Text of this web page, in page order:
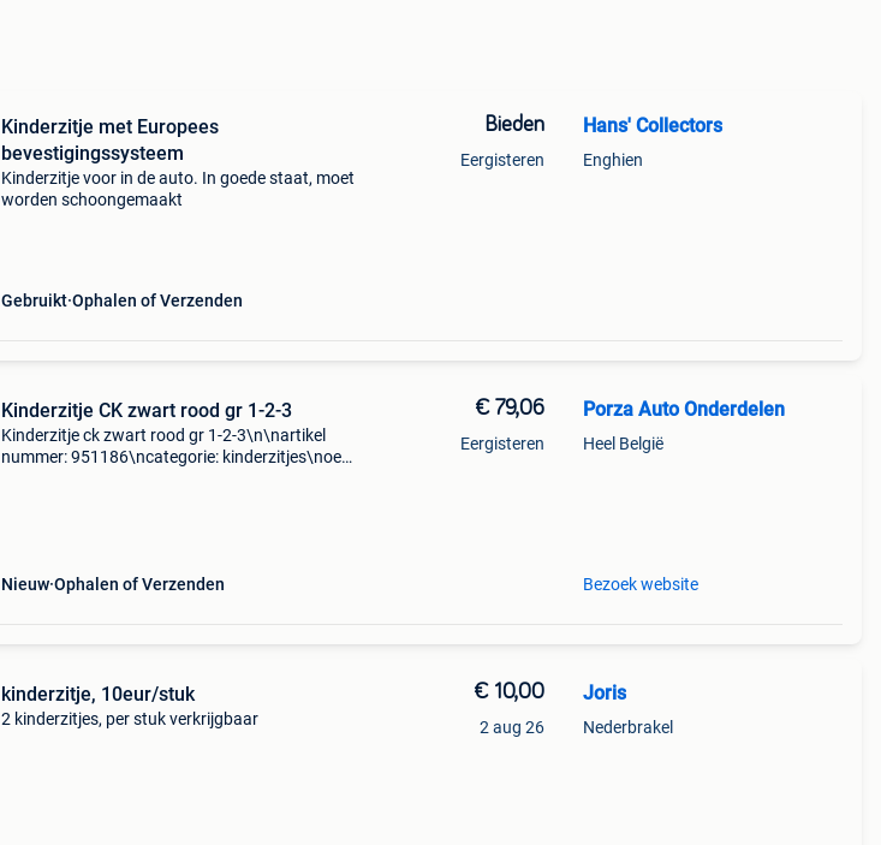
Kinderzitje met Europees
bevestigingssysteem
Kinderzitje voor in de auto. In goede staat, moet
worden schoongemaakt
Gebruikt Ophalen of Verzenden
Bieden
Eergisteren
Hans' Collectors
Enghien
Kinderzitje CK zwart rood gr 1-2-3
Kinderzitje ck zwart rood gr 1-2-3\n\nartikel
nummer: 951186\ncategorie: kinderzitjes\noe
Nieuw Ophalen of Verzenden
€ 79,06
Eergisteren
Porza Auto Onderdelen
Heel België
Bezoek website
kinderzitje, 10eur/stuk
2 kinderzitjes, per stuk verkrijgbaar
€ 10,00
2 aug 26
Joris
Nederbrakel